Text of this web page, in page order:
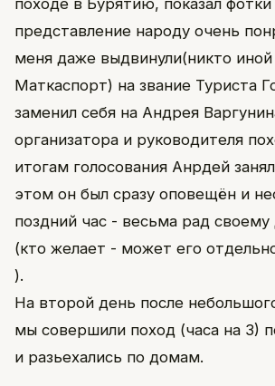
представление народу очень
меня даже выдвинули(никто иной
Маткаспорт) на звание Туриста
заменил себя на Андрея
организатора и руководителя
итогам голосования Анрдей
этом он был сразу оповещён и
поздний час - весьма рад
(кто желает - может его
).
На второй день после
мы совершили поход (часа на 3)
и разьехались по домам.